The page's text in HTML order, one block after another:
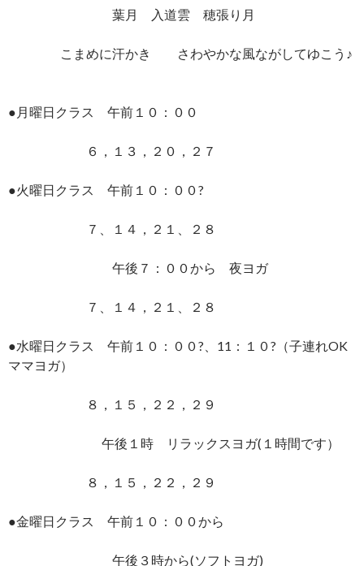
葉月 入道雲 穂張り月
こまめに汗かき さわやかな風ながしてゆこう♪
●月曜日クラス 午前１０：００
６，１３，２０，２７
●火曜日クラス 午前１０：００?
７、１４，２１、２８
午後７：００から 夜ヨガ
７、１４，２１、２８
●水曜日クラス 午前１０：００?、11：１０?（子連れOK
ママヨガ）
８，１５，２２，２９
午後１時 リラックスヨガ(１時間です）
８，１５，２２，２９
●金曜日クラス 午前１０：００から
午後３時から(ソフトヨガ)